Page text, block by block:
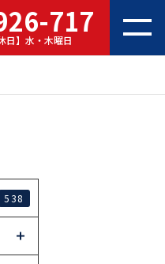
717
日】水・木曜日
538